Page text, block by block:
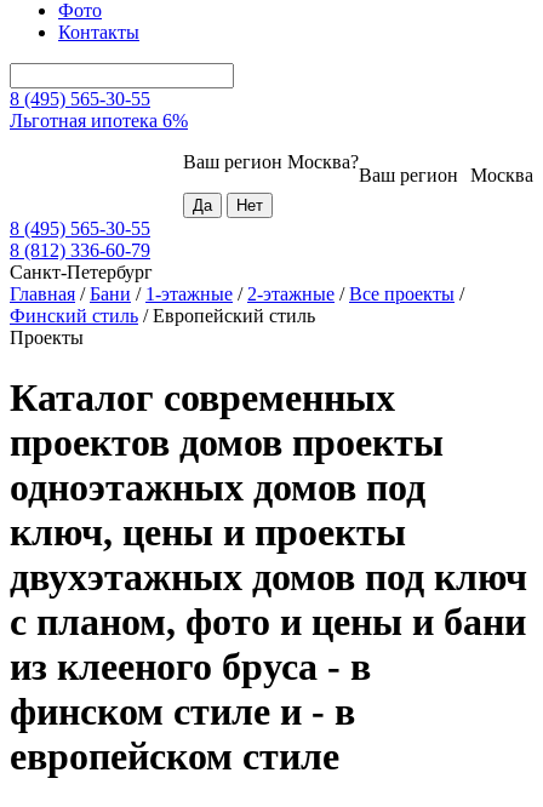
Фото
Контакты
8 (495) 565-30-55
Льготная ипотека 6%
Москва
Ваш регион
Ваш регион Москва?
8 (495) 565-30-55
8 (812) 336-60-79
Санкт-Петербург
Главная /Бани / 1-этажные / 2-этажные /Все проекты /
Финский стиль /Европейский стиль
Проекты
Каталог современных
проектов домов проекты
одноэтажных домов под
ключ, цены и проекты
двухэтажных домов под ключ
с планом, фото и цены и бани
из клееного бруса - в
финском стиле и - в
европейском стиле